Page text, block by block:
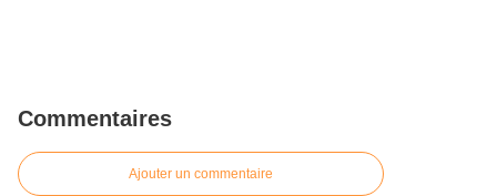
Commentaires
Ajouter un commentaire